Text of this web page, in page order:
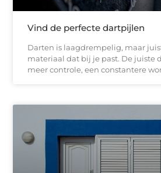
Vind de perfecte dartpijlen
Darten is laagdrempelig, maar
materiaal dat bij je past. De juiste
meer controle, een constantere